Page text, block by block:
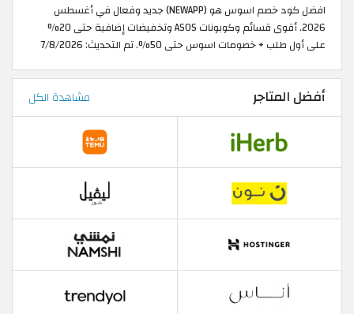
افضل كود خصم اسوس هو (NEWAPP) جديد وفعال في أغسطس
2026. أقوى قسائم وكوبونات ASOS وتخفيضات إضافية حتى 20%
على أول طلب + خصومات اسوس حتى 50%. تم التحديث: 7/8/2026
أفضل المتاجر مشاهدة الكل